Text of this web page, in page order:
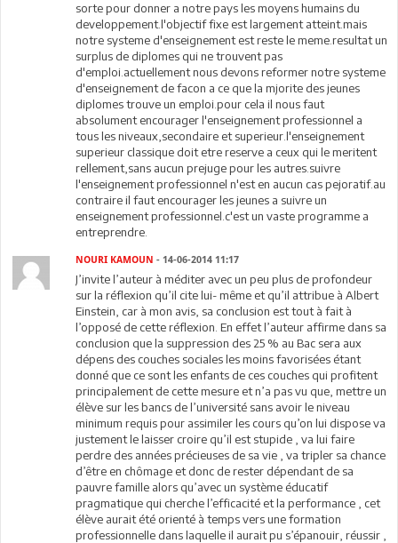
sorte pour donner a notre pays les moyens humains du
developpement.l'objectif fixe est largement atteint.mais
notre systeme d'enseignement est reste le meme.resultat un
surplus de diplomes qui ne trouvent pas
d'emploi.actuellement nous devons reformer notre systeme
d'enseignement de facon a ce que la mjorite des jeunes
diplomes trouve un emploi.pour cela il nous faut
absolument encourager l'enseignement professionnel a
tous les niveaux,secondaire et superieur.l'enseignement
superieur classique doit etre reserve a ceux qui le meritent
rellement,sans aucun prejuge pour les autres.suivre
l'enseignement professionnel n'est en aucun cas pejoratif.au
contraire il faut encourager les jeunes a suivre un
enseignement professionnel.c'est un vaste programme a
entreprendre.
NOURI KAMOUN - 14-06-2014 11:17
J’invite l’auteur à méditer avec un peu plus de profondeur
sur la réflexion qu’il cite lui- même et qu’il attribue à Albert
Einstein, car à mon avis, sa conclusion est tout à fait à
l’opposé de cette réflexion. En effet l’auteur affirme dans sa
conclusion que la suppression des 25 % au Bac sera aux
dépens des couches sociales les moins favorisées étant
donné que ce sont les enfants de ces couches qui profitent
principalement de cette mesure et n’a pas vu que, mettre un
élève sur les bancs de l’université sans avoir le niveau
minimum requis pour assimiler les cours qu’on lui dispose va
justement le laisser croire qu’il est stupide , va lui faire
perdre des années précieuses de sa vie , va tripler sa chance
d’être en chômage et donc de rester dépendant de sa
pauvre famille alors qu’avec un système éducatif
pragmatique qui cherche l’efficacité et la performance , cet
élève aurait été orienté à temps vers une formation
professionnelle dans laquelle il aurait pu s’épanouir, réussir ,